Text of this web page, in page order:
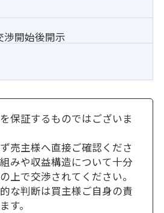
渉開始後開示
保証するものではございま
売主様へ直接ご確認くださ
みや収益構造について十分
上で交渉されてください。
な判断は買主様ご自身の責
す。